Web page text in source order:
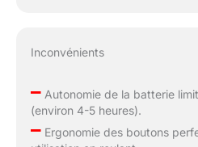
Inconvénients
–Autonomie de la batterie
(environ 4-5 heures).
–Ergonomie des boutons